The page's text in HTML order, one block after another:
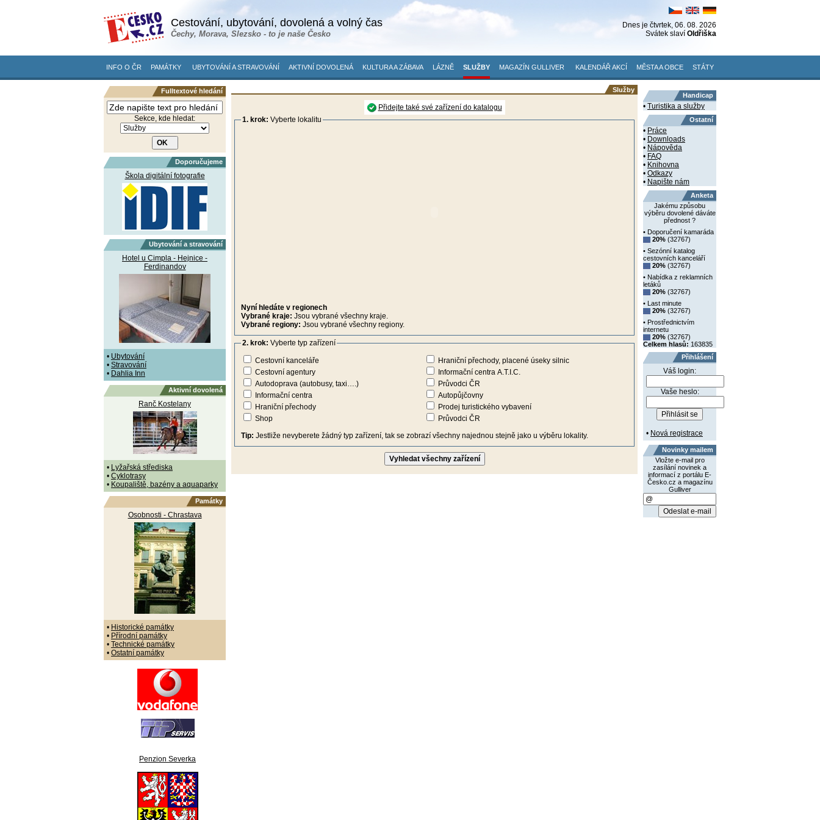
Cestování, ubytování, dovolená a volný čas
Čechy, Morava, Slezsko - to je naše Česko
Dnes je čtvrtek, 06. 08. 2026
Svátek slaví Oldřiška
INFO O ČR PAMÁTKY UBYTOVÁNÍ A STRAVOVÁNÍ AKTIVNÍ DOVOLENÁ KULTURA A ZÁBAVA LÁZNĚ SLUŽBY MAGAZÍN GULLIVER KALENDÁŘ AKCÍ MĚSTA A OBCE STÁTY
Fulltextové hledání
Sekce, kde hledat:
Doporučujeme
Škola digitální fotografie
Ubytování a stravování
Hotel u Cimpla - Hejnice -
Ferdinandov
• Ubytování
• Stravování
• Dahlia Inn
Aktivní dovolená
Ranč Kostelany
• Lyžařská střediska
• Cyklotrasy
• Koupaliště, bazény a aquaparky
Památky
Osobnosti - Chrastava
• Historické památky
• Přírodní památky
• Technické památky
• Ostatní památky
Penzion Severka
Služby
Přidejte také své zařízení do katalogu
1. krok: Vyberte lokalitu
Nyní hledáte v regionech
Vybrané kraje: Jsou vybrané všechny kraje.
Vybrané regiony: Jsou vybrané všechny regiony.
2. krok: Vyberte typ zařízení
Cestovní kanceláře
Cestovní agentury
Autodoprava (autobusy, taxi….)
Informační centra
Hraniční přechody
Shop
Hraniční přechody, placené úseky silnic
Informační centra A.T.I.C.
Průvodci ČR
Autopůjčovny
Prodej turistického vybavení
Průvodci ČR
Tip: Jestliže nevyberete žádný typ zařízení, tak se zobrazí všechny najednou stejně jako u výběru lokality.
Handicap
• Turistika a služby
Ostatní
• Práce
• Downloads
• Nápověda
• FAQ
• Knihovna
• Odkazy
• Napište nám
Anketa
Jakému způsobu
výběru dovolené dáváte
přednost ?
• Doporučení kamaráda
20% (32767)
• Sezónní katalog
cestovních kanceláří
20% (32767)
• Nabídka z reklamních
letáků
20% (32767)
• Last minute
20% (32767)
• Prostřednictvím
internetu
20% (32767)
Celkem hlasů: 163835
Přihlášení
Váš login:
Vaše heslo:
• Nová registrace
Novinky mailem
Vložte e-mail pro
zasílání novinek a
informací z portálu E-
Česko.cz a magazínu
Gulliver